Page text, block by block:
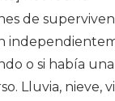
de
o si había
Lluvia, nieve,